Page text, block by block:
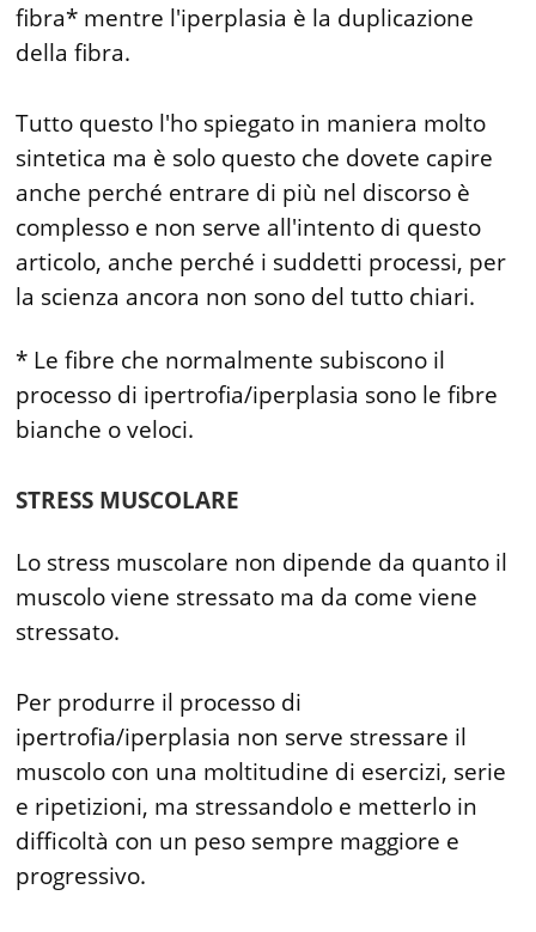
fibra* mentre l'iperplasia è la duplicazione
della fibra.
Tutto questo l'ho spiegato in maniera molto
sintetica ma è solo questo che dovete capire
anche perché entrare di più nel discorso è
complesso e non serve all'intento di questo
articolo, anche perché i suddetti processi, per
la scienza ancora non sono del tutto chiari.
* Le fibre che normalmente subiscono il
processo di ipertrofia/iperplasia sono le fibre
bianche o veloci.
STRESS MUSCOLARE
Lo stress muscolare non dipende da quanto il
muscolo viene stressato ma da come viene
stressato.
Per produrre il processo di
ipertrofia/iperplasia non serve stressare il
muscolo con una moltitudine di esercizi, serie
e ripetizioni, ma stressandolo e metterlo in
difficoltà con un peso sempre maggiore e
progressivo.